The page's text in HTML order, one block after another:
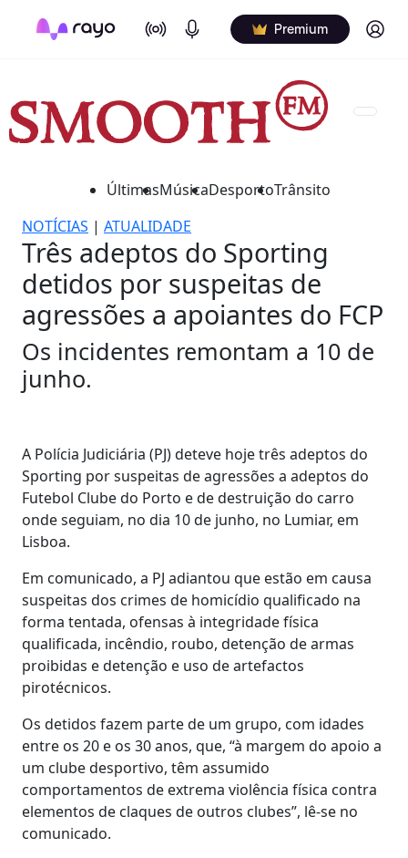
On Air Podcasts Premium Log in
ÚltimasMúsicaDesportoTrânsito
NOTÍCIAS | ATUALIDADE
Três adeptos do Sporting
detidos por suspeitas de
agressões a apoiantes do FCP
Os incidentes remontam a 10 de
junho.
A Polícia Judiciária (PJ) deteve hoje três adeptos do
Sporting por suspeitas de agressões a adeptos do
Futebol Clube do Porto e de destruição do carro
onde seguiam, no dia 10 de junho, no Lumiar, em
Lisboa.
Em comunicado, a PJ adiantou que estão em causa
suspeitas dos crimes de homicídio qualificado na
forma tentada, ofensas à integridade física
qualificada, incêndio, roubo, detenção de armas
proibidas e detenção e uso de artefactos
pirotécnicos.
Os detidos fazem parte de um grupo, com idades
entre os 20 e os 30 anos, que, “à margem do apoio a
um clube desportivo, têm assumido
comportamentos de extrema violência física contra
elementos de claques de outros clubes”, lê-se no
comunicado.